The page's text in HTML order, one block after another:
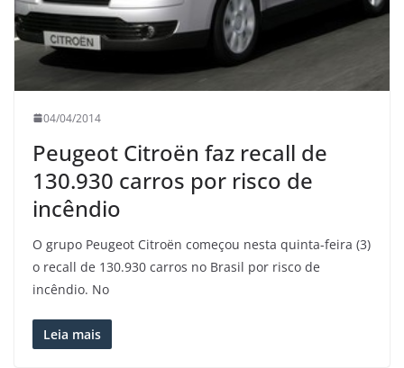
04/04/2014
Peugeot Citroën faz recall de
130.930 carros por risco de
incêndio
O grupo Peugeot Citroën começou nesta quinta-feira (3)
o recall de 130.930 carros no Brasil por risco de
incêndio. No
Leia mais